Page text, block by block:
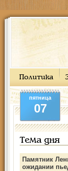
Политика
пятница
07
Тема дня
Памятник
ожидании